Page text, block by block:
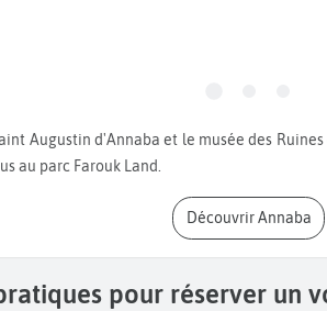
au parc Farouk Land.
Découvrir Annaba
pour réserver un